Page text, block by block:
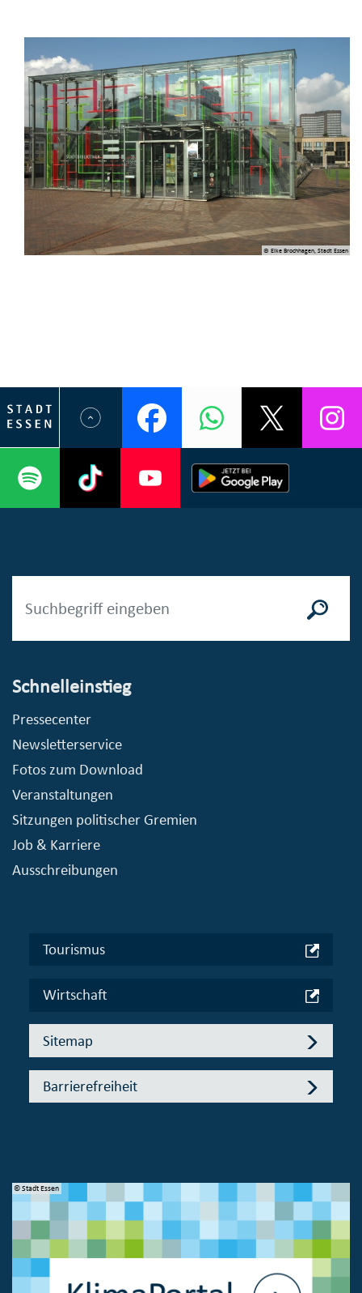
© Elke Brochhagen, Stadt Essen
Schnelleinstieg
Pressecenter
Newsletterservice
Fotos zum Download
Veranstaltungen
Sitzungen politischer Gremien
Job & Karriere
Ausschreibungen
Tourismus
Wirtschaft
Sitemap
Barrierefreiheit
© Stadt Essen